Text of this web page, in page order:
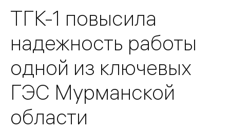
ТГК-1 повысила
надежность работы
одной из ключевых
ГЭС Мурманской
области